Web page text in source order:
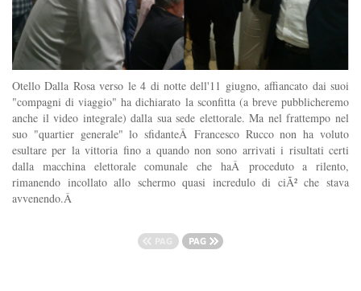
Otello Dalla Rosa verso le 4 di notte dell'11 giugno, affiancato dai suoi
"compagni di viaggio" ha dichiarato la sconfitta (a breve pubblicheremo
anche il video integrale) dalla sua sede elettorale. Ma nel frattempo nel
suo "quartier generale" lo sfidanteÂ Francesco Rucco non ha voluto
esultare per la vittoria fino a quando non sono arrivati i risultati certi
dalla macchina elettorale comunale che haÂ proceduto a rilento,
rimanendo incollato allo schermo quasi incredulo di ciÃ² che stava
avvenendo.Â